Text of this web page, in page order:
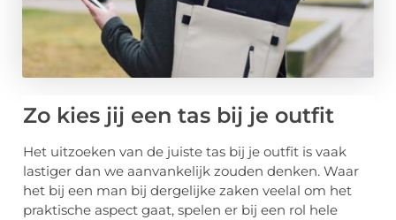
Zo kies jij een tas bij je outfit
Het uitzoeken van de juiste tas bij je outfit is vaak
lastiger dan we aanvankelijk zouden denken. Waar
het bij een man bij dergelijke zaken veelal om het
praktische aspect gaat, spelen er bij een rol hele